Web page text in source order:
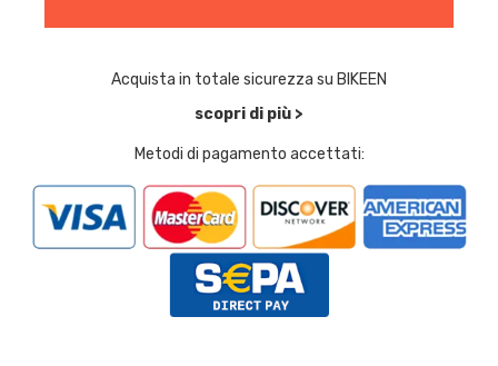
Acquista in totale sicurezza su BIKEEN
scopri di più >
Metodi di pagamento accettati: